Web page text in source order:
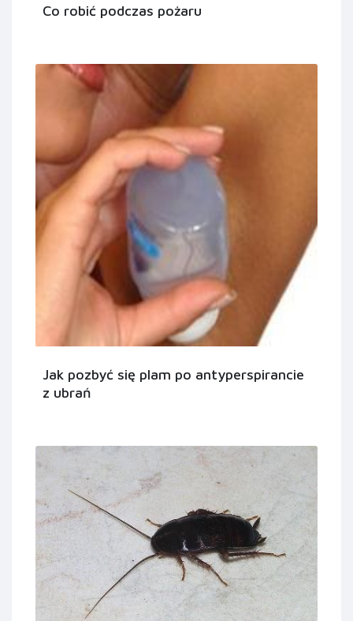
Co robić podczas pożaru
Jak pozbyć się plam po antyperspirancie
z ubrań